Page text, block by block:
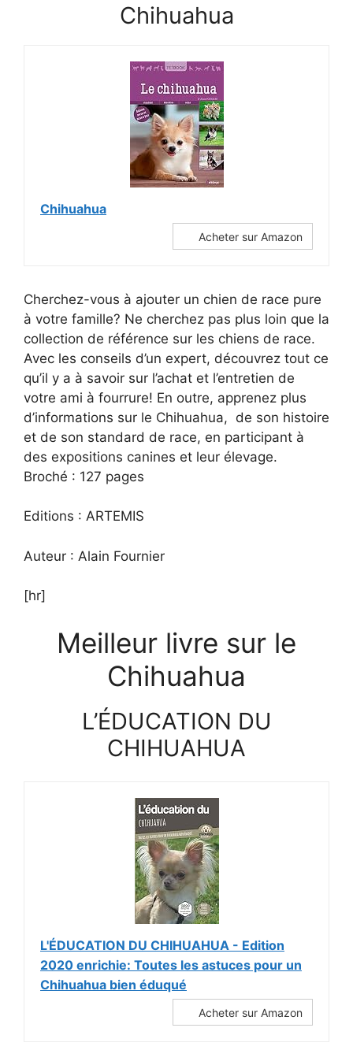
Chihuahua
Chihuahua
Acheter sur Amazon
Cherchez-vous à ajouter un chien de race pure
à votre famille? Ne cherchez pas plus loin que la
collection de référence sur les chiens de race.
Avec les conseils d’un expert, découvrez tout ce
qu’il y a à savoir sur l’achat et l’entretien de
votre ami à fourrure! En outre, apprenez plus
d’informations sur le Chihuahua, de son histoire
et de son standard de race, en participant à
des expositions canines et leur élevage.
Broché : 127 pages
Editions : ARTEMIS
Auteur : Alain Fournier
[hr]
Meilleur livre sur le
Chihuahua
L’ÉDUCATION DU
CHIHUAHUA
L'ÉDUCATION DU CHIHUAHUA - Edition
2020 enrichie: Toutes les astuces pour un
Chihuahua bien éduqué
Acheter sur Amazon